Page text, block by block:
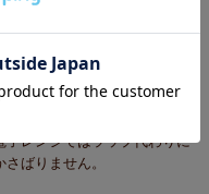
レンジではラップ代わりに
ばりません。